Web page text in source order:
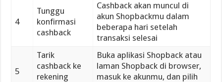
4
Tunggu
konfirmasi
cashback
Cashback akan muncul di
akun Shopbackmu dalam
beberapa hari setelah
transaksi selesai
5
Tarik
cashback ke
rekening
Buka aplikasi Shopback atau
laman Shopback di browser,
masuk ke akunmu, dan pilih